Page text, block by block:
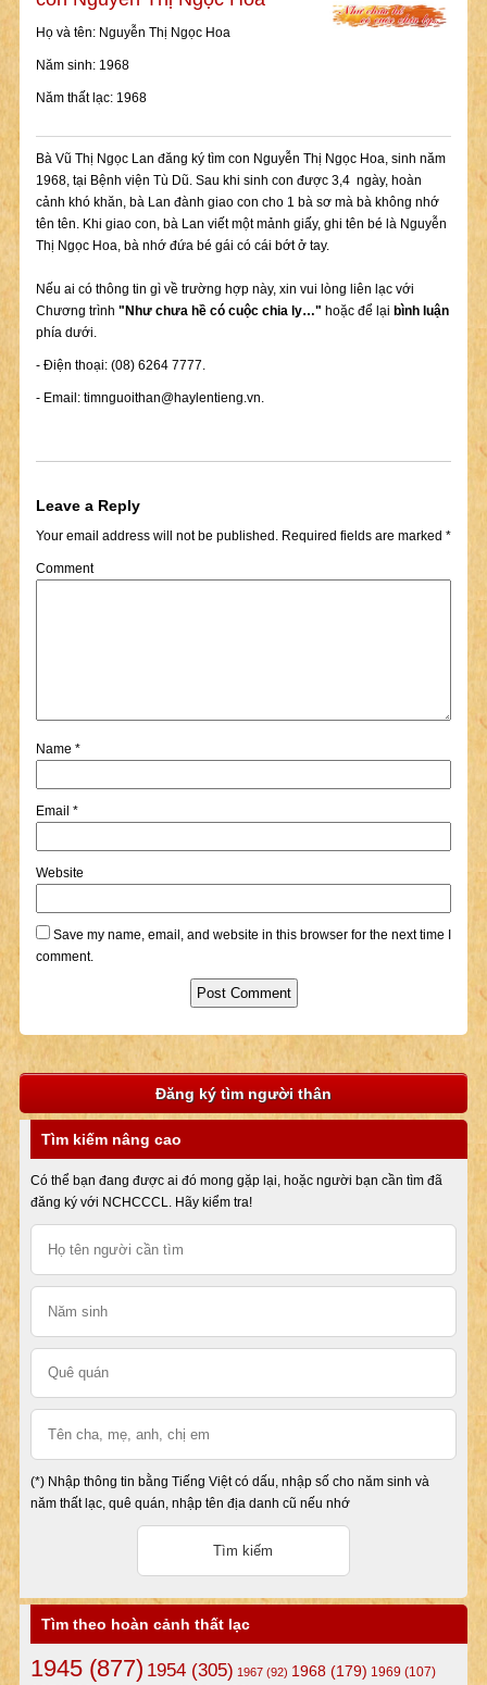
Họ và tên: Nguyễn Thị Ngọc Hoa
Năm sinh: 1968
Năm thất lạc: 1968
Bà Vũ Thị Ngọc Lan đăng ký tìm con Nguyễn Thị Ngọc Hoa, sinh năm
1968, tại Bệnh viện Tù Dũ. Sau khi sinh con được 3,4 ngày, hoàn
cảnh khó khăn, bà Lan đành giao con cho 1 bà sơ mà bà không nhớ
tên tên. Khi giao con, bà Lan viết một mảnh giấy, ghi tên bé là Nguyễn
Thị Ngọc Hoa, bà nhớ đứa bé gái có cái bớt ở tay.
Nếu ai có thông tin gì về trường hợp này, xin vui lòng liên lạc với
Chương trình "Như chưa hề có cuộc chia ly…" hoặc để lại bình luận
phía dưới.
- Điện thoại: (08) 6264 7777.
- Email: timnguoithan@haylentieng.vn.
Leave a Reply
Your email address will not be published.Required fields are marked *
Comment
Name *
Email *
Website
Save my name, email, and website in this browser for the next time I
comment.
Đăng ký tìm người thân
Tìm kiếm nâng cao
Có thể bạn đang được ai đó mong gặp lại, hoặc người bạn cần tìm đã
đăng ký với NCHCCCL. Hãy kiểm tra!
(*) Nhập thông tin bằng Tiếng Việt có dấu, nhập số cho năm sinh và
năm thất lạc, quê quán, nhập tên địa danh cũ nếu nhớ
Tìm theo hoàn cảnh thất lạc
1945(877) 1954(305) 1967(92) 1968(179) 1969 (107)